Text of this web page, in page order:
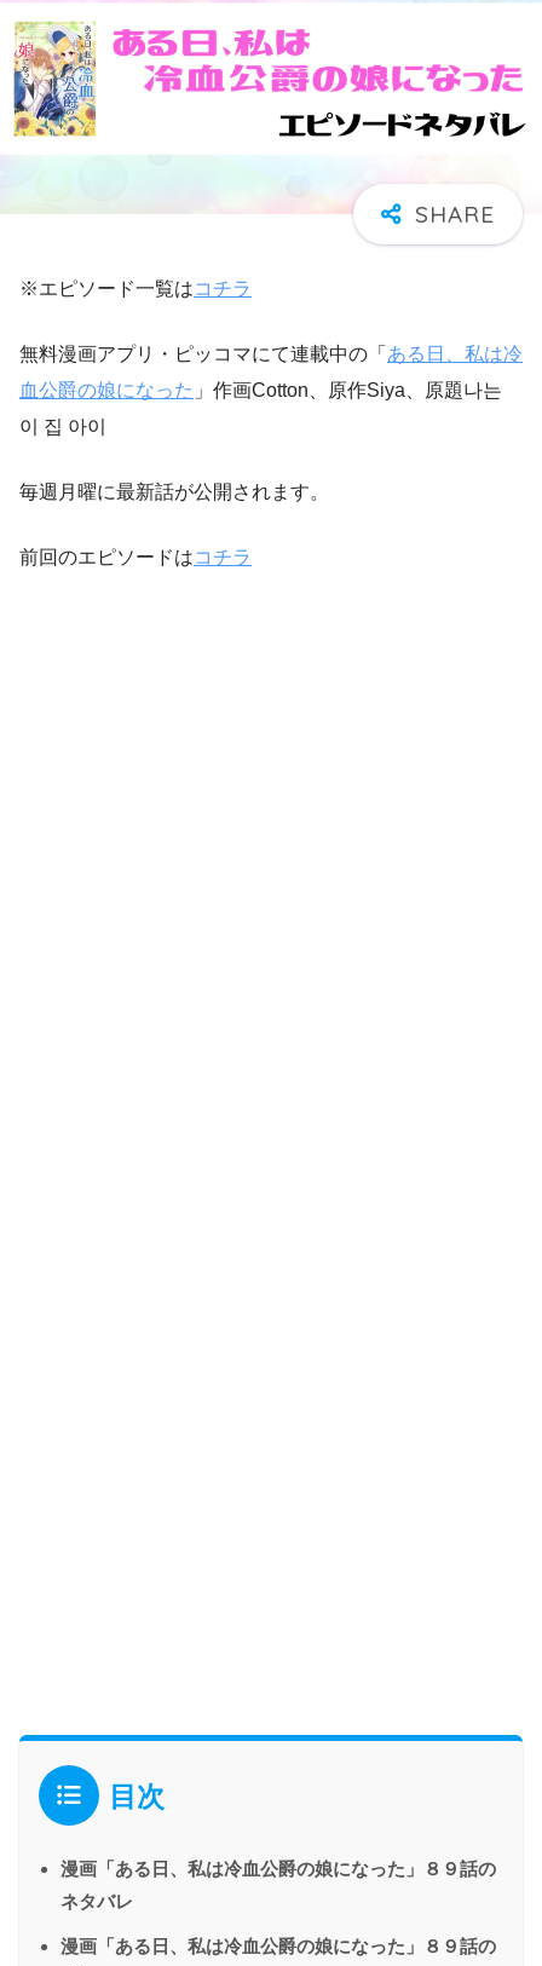
※エピソード一覧はコチラ
無料漫画アプリ・ピッコマにて連載中の「 ある日、私は冷
血公爵の娘になった 」作画Cotton、原作Siya、原題나는
이 집 아이
毎週月曜に最新話が公開されます。
前回のエピソードはコチラ
目次
漫画「ある日、私は冷血公爵の娘になった」８９話の
ネタバレ
漫画「ある日、私は冷血公爵の娘になった」８９話の